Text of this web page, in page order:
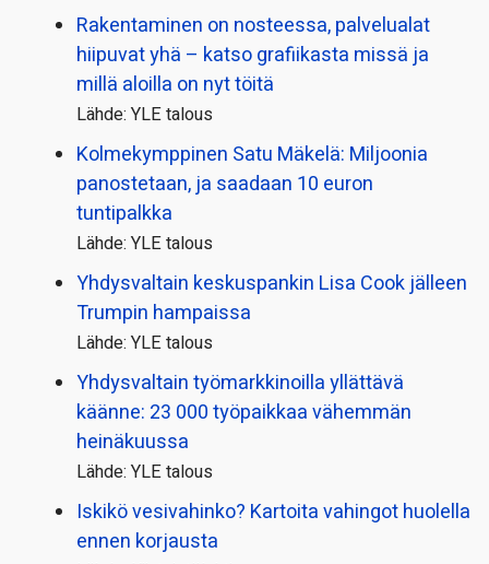
Rakentaminen on nosteessa, palvelualat
hiipuvat yhä – katso grafiikasta missä ja
millä aloilla on nyt töitä
Lähde: YLE talous
Kolmekymppinen Satu Mäkelä: Miljoonia
panostetaan, ja saadaan 10 euron
tuntipalkka
Lähde: YLE talous
Yhdysvaltain keskuspankin Lisa Cook jälleen
Trumpin hampaissa
Lähde: YLE talous
Yhdysvaltain työmarkkinoilla yllättävä
käänne: 23 000 työpaikkaa vähemmän
heinäkuussa
Lähde: YLE talous
Iskikö vesivahinko? Kartoita vahingot huolella
ennen korjausta